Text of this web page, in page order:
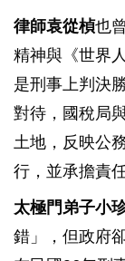
律師袁從楨也
精神與《世界
是刑事上判決
對待，國稅局
土地，反映公
行，並承擔責任
太極門弟子小
錯」，但政府